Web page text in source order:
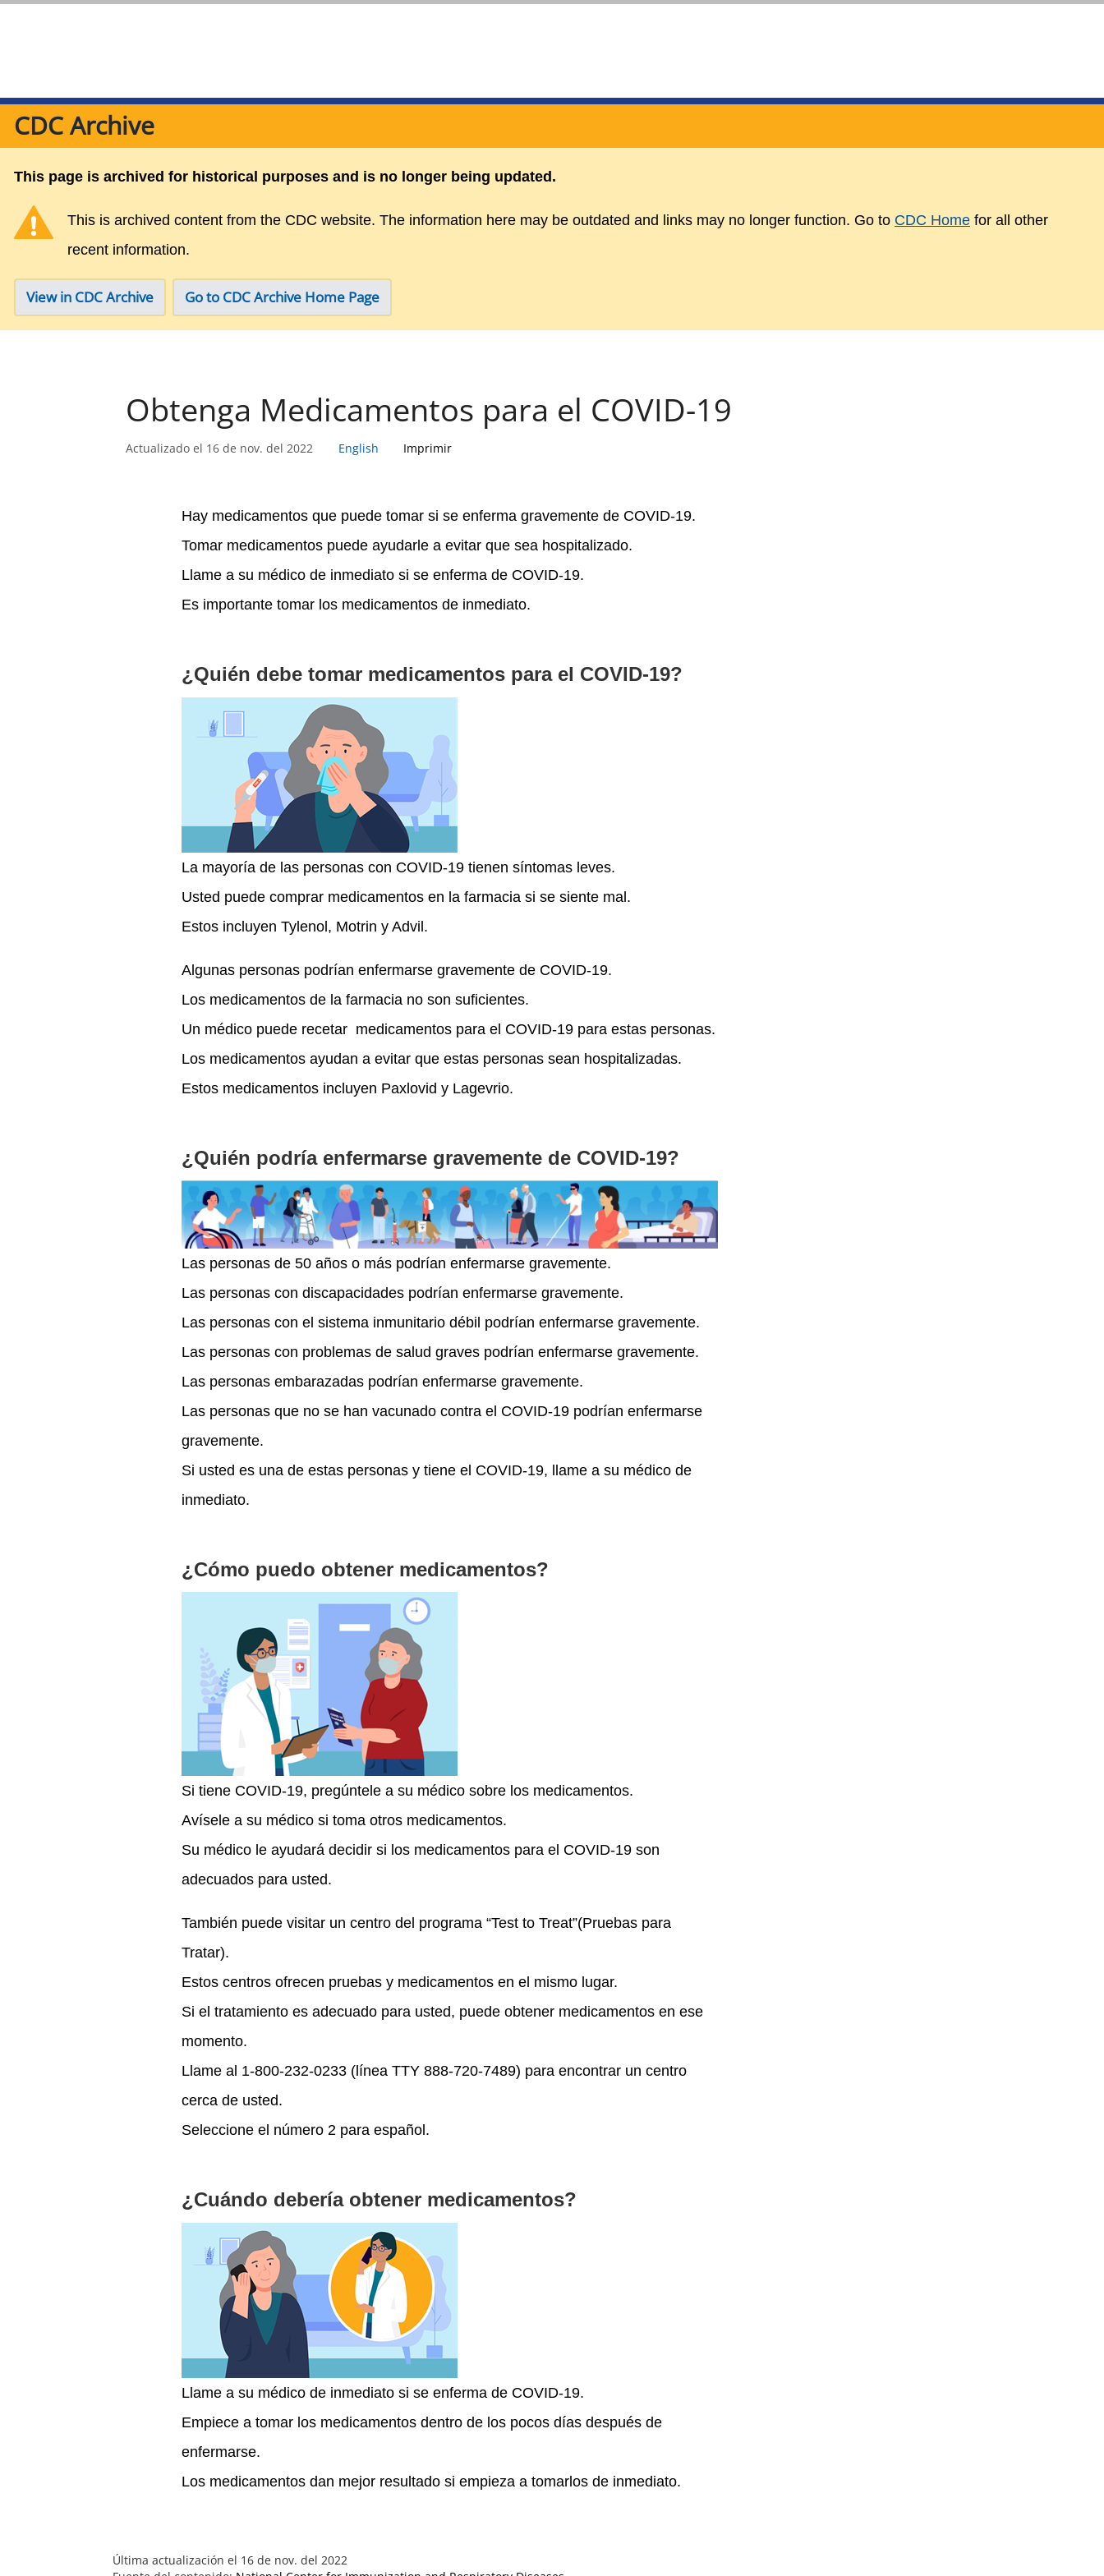
CDC Archive
This page is archived for historical purposes and is no longer being updated.
This is archived content from the CDC website. The information here may be outdated and links may no longer function. Go to CDC Home for all other
recent information.
View in CDC Archive Go to CDC Archive Home Page
Obtenga Medicamentos para el COVID-19
Actualizado el 16 de nov. del 2022 English Imprimir
Hay medicamentos que puede tomar si se enferma gravemente de COVID-19.
Tomar medicamentos puede ayudarle a evitar que sea hospitalizado.
Llame a su médico de inmediato si se enferma de COVID-19.
Es importante tomar los medicamentos de inmediato.
¿Quién debe tomar medicamentos para el COVID-19?
La mayoría de las personas con COVID-19 tienen síntomas leves.
Usted puede comprar medicamentos en la farmacia si se siente mal.
Estos incluyen Tylenol, Motrin y Advil.
Algunas personas podrían enfermarse gravemente de COVID-19.
Los medicamentos de la farmacia no son suficientes.
Un médico puede recetar medicamentos para el COVID-19 para estas personas.
Los medicamentos ayudan a evitar que estas personas sean hospitalizadas.
Estos medicamentos incluyen Paxlovid y Lagevrio.
¿Quién podría enfermarse gravemente de COVID-19?
Las personas de 50 años o más podrían enfermarse gravemente.
Las personas con discapacidades podrían enfermarse gravemente.
Las personas con el sistema inmunitario débil podrían enfermarse gravemente.
Las personas con problemas de salud graves podrían enfermarse gravemente.
Las personas embarazadas podrían enfermarse gravemente.
Las personas que no se han vacunado contra el COVID-19 podrían enfermarse
gravemente.
Si usted es una de estas personas y tiene el COVID-19, llame a su médico de
inmediato.
¿Cómo puedo obtener medicamentos?
Si tiene COVID-19, pregúntele a su médico sobre los medicamentos.
Avísele a su médico si toma otros medicamentos.
Su médico le ayudará decidir si los medicamentos para el COVID-19 son
adecuados para usted.
También puede visitar un centro del programa “Test to Treat”(Pruebas para
Tratar).
Estos centros ofrecen pruebas y medicamentos en el mismo lugar.
Si el tratamiento es adecuado para usted, puede obtener medicamentos en ese
momento.
Llame al 1-800-232-0233 (línea TTY 888-720-7489) para encontrar un centro
cerca de usted.
Seleccione el número 2 para español.
¿Cuándo debería obtener medicamentos?
Llame a su médico de inmediato si se enferma de COVID-19.
Empiece a tomar los medicamentos dentro de los pocos días después de
enfermarse.
Los medicamentos dan mejor resultado si empieza a tomarlos de inmediato.
Última actualización el 16 de nov. del 2022